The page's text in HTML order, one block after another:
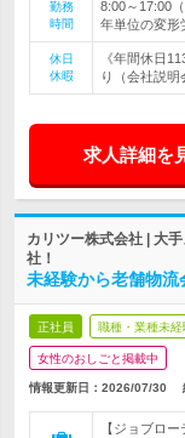
勤務
時間
8:00～17:00
年単位の変形
休日
休暇
《年間休日
り（会社説
求人詳細を
カリツー株式会社 | 大
社！
未経験から老舗物
正社員 職種・業種未経
女性のおしごと掲載中
情報更新日：2026/07/30
【ジョブロ